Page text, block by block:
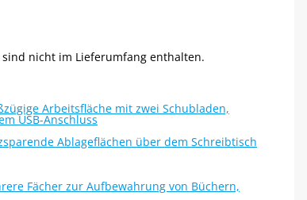
nicht im Lieferumfang enthalten.
Arbeitsfläche mit zwei Schubladen,
USB-Anschluss
Ablageflächen über dem Schreibtisch
Fächer zur Aufbewahrung von Büchern,